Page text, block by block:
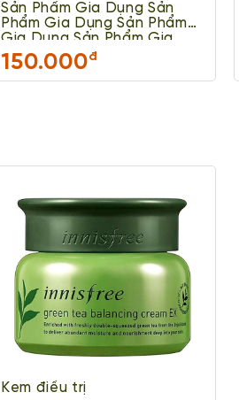
Sản Phẩm Gia Dụng Sản
Phẩm Gia Dụng Sản Phẩm
Gia Dụng Sản Phẩm Gia
Dụng
150.000đ
Kem điều trị